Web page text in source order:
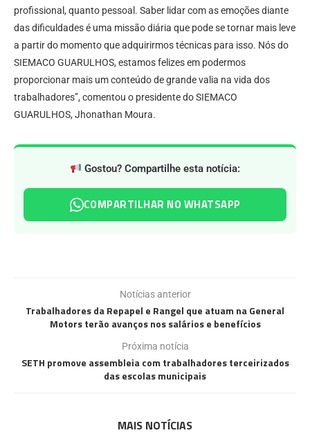
profissional, quanto pessoal. Saber lidar com as emoções diante
das dificuldades é uma missão diária que pode se tornar mais leve
a partir do momento que adquirirmos técnicas para isso. Nós do
SIEMACO GUARULHOS, estamos felizes em podermos
proporcionar mais um conteúdo de grande valia na vida dos
trabalhadores”, comentou o presidente do SIEMACO
GUARULHOS, Jhonathan Moura.
Gostou? Compartilhe esta notícia:
COMPARTILHAR NO WHATSAPP
Notícias anterior
Trabalhadores da Repapel e Rangel que atuam na General
Motors terão avanços nos salários e benefícios
Próxima notícia
SETH promove assembleia com trabalhadores terceirizados
das escolas municipais
MAIS NOTÍCIAS